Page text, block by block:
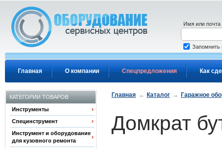
Главная О компании Спецпредложения Как
Имя или почта
Запомнить
КАТЕГОРИИ ТОВАРОВ
Инструменты
Специнструмент
Инструмент и оборудование
для кузовного ремонта
Главная → Каталог → Гаражное
Домкрат